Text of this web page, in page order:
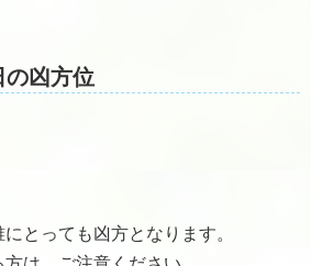
の凶方位
とっても凶方となります。